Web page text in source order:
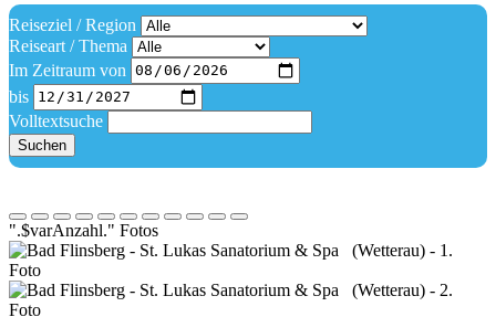
Reiseziel / Region
Reiseart / Thema
Im Zeitraum von
bis
Volltextsuche
Suchen
".$varAnzahl." Fotos